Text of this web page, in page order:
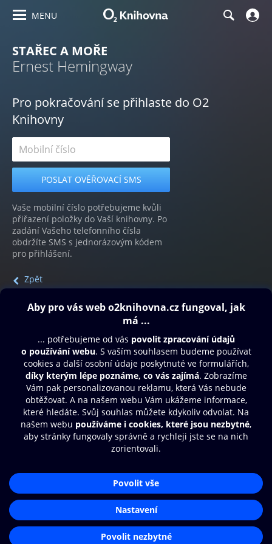
MENU
STAŘEC A MOŘE
Ernest Hemingway
Pro pokračování se přihlaste do O2
Knihovny
Vaše mobilní číslo potřebujeme kvůli
přiřazení položky do Vaší knihovny. Po
zadání Vašeho telefonního čísla
obdržíte SMS s jednorázovým kódem
pro přihlášení.
Zpět
Obsah ke stažení
Moje O2 Knihovna
Další zábava
© O2 Czech Republic a.s.
Přístupnost
Zásady zpracování osobních údajů
Nastavení cookies
Aplikace O2 Knihovna
Čti a poslouchej své e-knihy a
audioknihy rychleji a pohodlněji.